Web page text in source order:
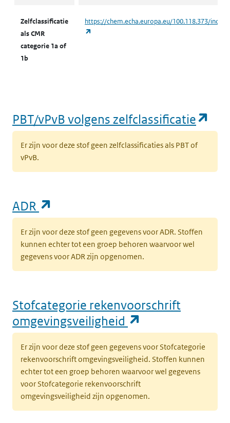
Zelfclassificatie
als CMR
categorie 1a of
1b
https://chem.echa.europa.eu/100.118.373/
PBT/vPvB volgens zelfclassificatie
Er zijn voor deze stof geen zelfclassificaties als PBT of
vPvB.
ADR
Er zijn voor deze stof geen gegevens voor ADR. Stoffen
kunnen echter tot een groep behoren waarvoor wel
gegevens voor ADR zijn opgenomen.
Stofcategorie rekenvoorschrift
omgevingsveiligheid
Er zijn voor deze stof geen gegevens voor Stofcategorie
rekenvoorschrift omgevingsveiligheid. Stoffen kunnen
echter tot een groep behoren waarvoor wel gegevens
voor Stofcategorie rekenvoorschrift
omgevingsveiligheid zijn opgenomen.